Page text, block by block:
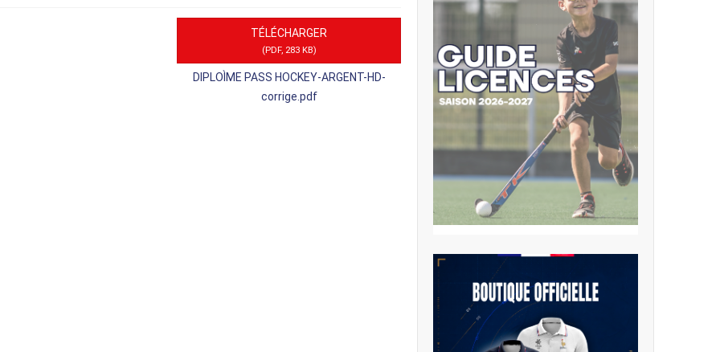
TÉLÉCHARGER
(PDF, 283 KB)
DIPLOÌME PASS HOCKEY-ARGENT-HD-
corrige.pdf